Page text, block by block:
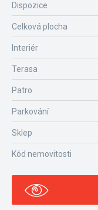
Dispozice
Celková plocha
Interiér
Terasa
Patro
Parkování
Sklep
Kód nemovitosti